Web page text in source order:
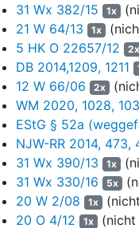
Zur Begründung ihrer
Telefax am Landgericht
machen die
zulässigerweise
aufgrund ihrer
1. Diese Notwendigkeit
der
korrekturbedürftig
a. Die
der Planungen
So fehle der
31 Wx 382/15
1x
21 W 64/13
1x
5 HK O 22657/12
2x
DB 2014,1209, 1211
12 W 66/06
2x
WM 2020, 1028,
EStG § 52a
NJW-RR 2014, 473,
31 Wx 390/13
1x
31 Wx 330/16
5x
20 W 2/08
1x
20 O 4/12
1x (nicht